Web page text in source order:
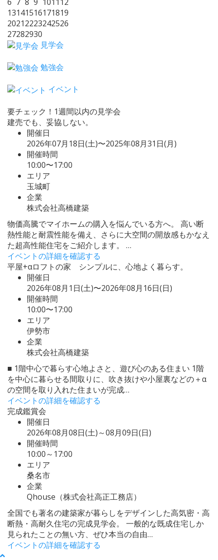
13141516171819
20212223242526
27282930
見学会
勉強会
イベント
要チェック！1週間以内の見学会
建売でも、妥協しない。
開催日
2026年07月18日(土)〜2025年08月31日(月)
開催時間
10:00〜17:00
エリア
玉城町
企業
株式会社高橋建築
物価高騰でマイホームの購入を悩んでいる方へ。 高い断
熱性能と耐震性能を備え、さらに大空間の開放感もかなえ
た超高性能住宅をご紹介します。 …
イベントの詳細を確認する
平屋+αロフトの家 シンプルに、心地よく暮らす。
開催日
2026年08月1日(土)〜2026年08月16日(日)
開催時間
10:00〜17:00
エリア
伊勢市
企業
株式会社高橋建築
■ 1階中心で暮らす心地よさと、遊び心のある住まい 1階
を中心に暮らせる間取りに、吹き抜けや小屋裏などの＋α
の空間を取り入れた住まいが完成…
イベントの詳細を確認する
完成鑑賞会
開催日
2026年08月08日(土)～08月09日(日)
開催時間
10:00～17:00
エリア
桑名市
企業
Qhouse（株式会社高正工務店）
全国でも著名の建築家が暮らしをデザインした高気密・高
断熱・高耐久住宅の完成見学会。 一般的な既成住宅しか
見られたことの無い方、ぜひ本当の自由…
イベントの詳細を確認する